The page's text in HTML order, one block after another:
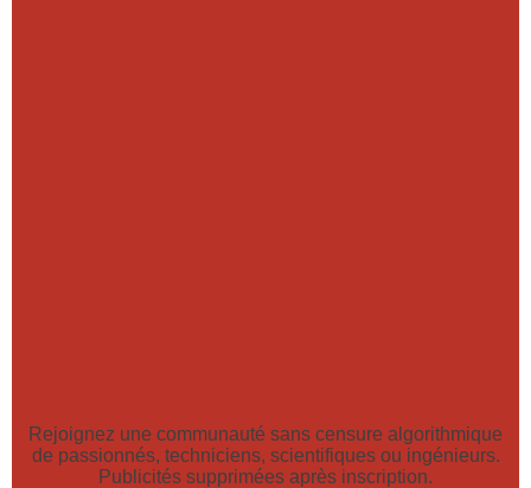
Rejoignez une communauté sans censure algorithmique
de passionnés, techniciens, scientifiques ou ingénieurs.
Publicités supprimées après inscription.